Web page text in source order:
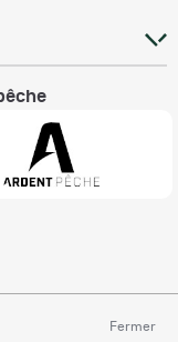
Fermer